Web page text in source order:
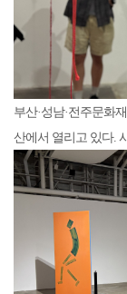
부산·성남·전주문화
산에서 열리고 있다.